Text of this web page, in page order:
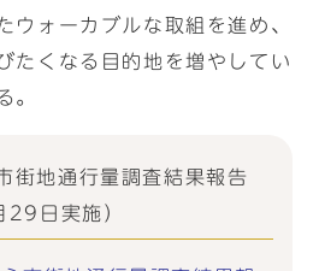
ウォーカブルな取組を進め、
たくなる目的地を増やしてい
。
街地通行量調査結果報告
日実施）